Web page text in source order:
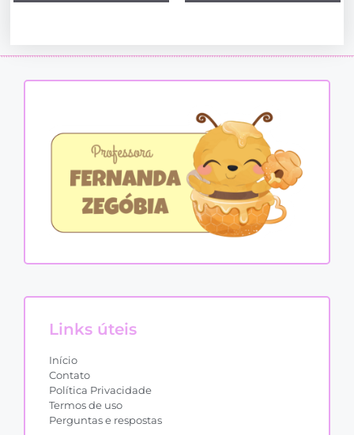
Links úteis
Início
Contato
Política Privacidade
Termos de uso
Perguntas e respostas